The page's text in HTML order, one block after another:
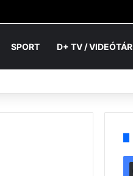
SPORT D+ TV / VIDEÓTÁR